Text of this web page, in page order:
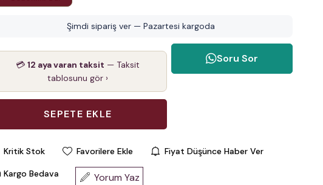
Şimdi sipariş ver — Pazartesi kargoda
💳12 aya varan taksit — Taksit
tablosunu gör ›
Soru Sor
Kritik Stok Favorilere Ekle Fiyat Düşünce Haber Ver
Kargo Bedava Yorum Yaz